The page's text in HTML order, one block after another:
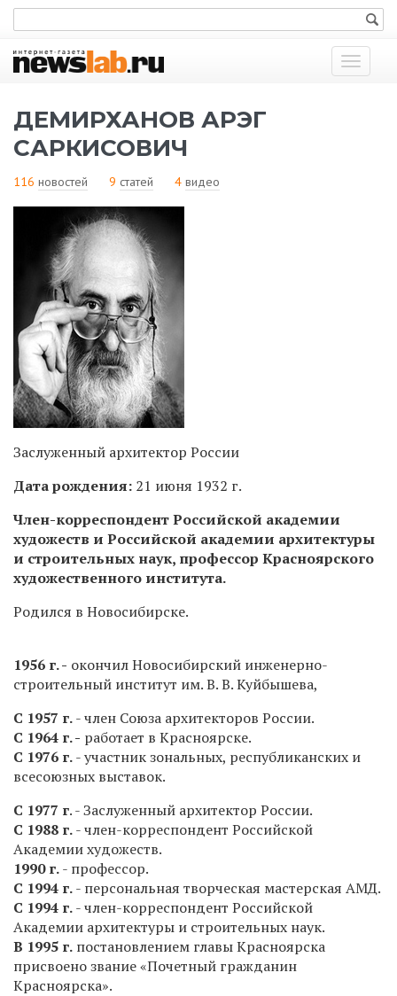
Показать
меню
ДЕМИРХАНОВ АРЭГ
САРКИСОВИЧ
116 новостей 9 статей 4 видео
Заслуженный архитектор России
Дата рождения: 21 июня 1932 г.
Член-корреспондент Российской академии
художеств и Российской академии архитектуры
и строительных наук, профессор Красноярского
художественного института.
Родился в Новосибирске.
1956 г. - окончил Новосибирский инженерно-
строительный институт им. В. В. Куйбышева,
С 1957 г.- член Союза архитекторов России.
С 1964 г. - работает в Красноярске.
С 1976 г.- участник зональных, республиканских и
всесоюзных выставок.
С 1977 г. - Заслуженный архитектор России.
С 1988 г.- член-корреспондент Российской
Академии художеств.
1990 г.- профессор.
С 1994 г.- персональная творческая мастерская АМД.
С 1994 г.- член-корреспондент Российской
Академии архитектуры и строительных наук.
В 1995 г. постановлением главы Красноярска
присвоено звание «Почетный гражданин
Красноярска».